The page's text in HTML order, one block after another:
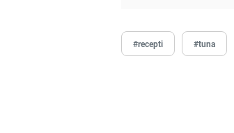
#recepti #tuna